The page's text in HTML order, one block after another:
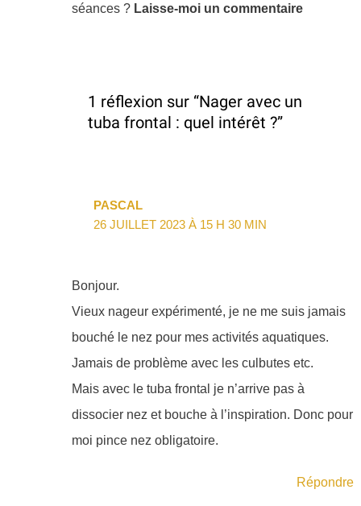
séances ? Laisse-moi un commentaire
1 réflexion sur “Nager avec un
tuba frontal : quel intérêt ?”
PASCAL
26 JUILLET 2023 À 15 H 30 MIN
Bonjour.
Vieux nageur expérimenté, je ne me suis jamais
bouché le nez pour mes activités aquatiques.
Jamais de problème avec les culbutes etc.
Mais avec le tuba frontal je n’arrive pas à
dissocier nez et bouche à l’inspiration. Donc pour
moi pince nez obligatoire.
Répondre